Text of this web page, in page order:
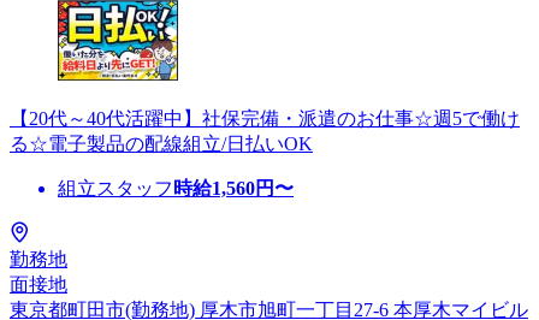
【20代～40代活躍中】社保完備・派遣のお仕事☆週5で働け
る☆電子製品の配線組立/日払いOK
組立スタッフ 時給1,560円〜
勤務地
面接地
東京都町田市(勤務地) 厚木市旭町一丁目27-6 本厚木マイビル